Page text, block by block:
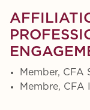
Member, CFA
Membre, CFA